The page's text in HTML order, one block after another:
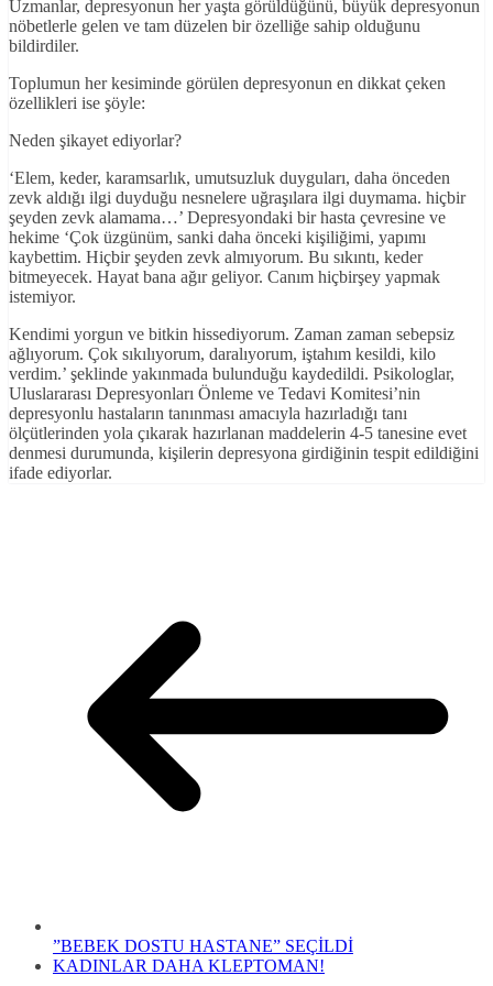
Uzmanlar, depresyonun her yaşta görüldüğünü, büyük depresyonun
nöbetlerle gelen ve tam düzelen bir özelliğe sahip olduğunu
bildirdiler.
Toplumun her kesiminde görülen depresyonun en dikkat çeken
özellikleri ise şöyle:
Neden şikayet ediyorlar?
‘Elem, keder, karamsarlık, umutsuzluk duyguları, daha önceden
zevk aldığı ilgi duyduğu nesnelere uğraşılara ilgi duymama. hiçbir
şeyden zevk alamama…’ Depresyondaki bir hasta çevresine ve
hekime ‘Çok üzgünüm, sanki daha önceki kişiliğimi, yapımı
kaybettim. Hiçbir şeyden zevk almıyorum. Bu sıkıntı, keder
bitmeyecek. Hayat bana ağır geliyor. Canım hiçbirşey yapmak
istemiyor.
Kendimi yorgun ve bitkin hissediyorum. Zaman zaman sebepsiz
ağlıyorum. Çok sıkılıyorum, daralıyorum, iştahım kesildi, kilo
verdim.’ şeklinde yakınmada bulunduğu kaydedildi. Psikologlar,
Uluslararası Depresyonları Önleme ve Tedavi Komitesi’nin
depresyonlu hastaların tanınması amacıyla hazırladığı tanı
ölçütlerinden yola çıkarak hazırlanan maddelerin 4-5 tanesine evet
denmesi durumunda, kişilerin depresyona girdiğinin tespit edildiğini
ifade ediyorlar.
”BEBEK DOSTU HASTANE” SEÇİLDİ
KADINLAR DAHA KLEPTOMAN!